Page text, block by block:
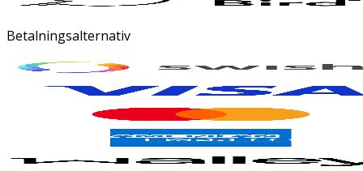
Betalningsalternativ